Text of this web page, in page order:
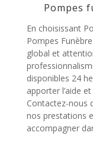
Pompes
En choisissant
Pompes
global et
disponibles 24
apporter l’aide
Contactez-nous
nos prestations
accompagner